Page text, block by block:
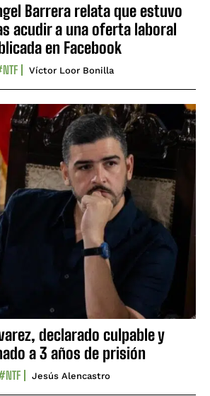
Barrera relata que estuvo
acudir a una oferta laboral
en Facebook
Víctor Loor Bonilla
declarado culpable y
a 3 años de prisión
Jesús Alencastro